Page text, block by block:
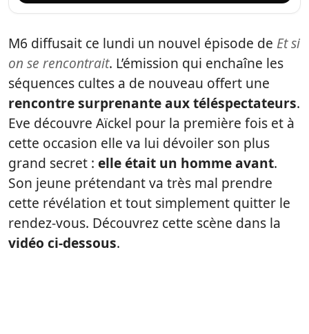
M6 diffusait ce lundi un nouvel épisode de Et si
on se rencontrait. L’émission qui enchaîne les
séquences cultes a de nouveau offert une
rencontre surprenante aux téléspectateurs.
Eve découvre Aïckel pour la première fois et à
cette occasion elle va lui dévoiler son plus
grand secret : elle était un homme avant.
Son jeune prétendant va très mal prendre
cette révélation et tout simplement quitter le
rendez-vous. Découvrez cette scène dans la
vidéo ci-dessous.